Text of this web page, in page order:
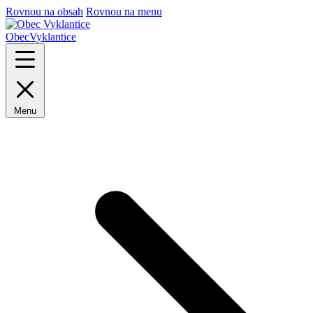
Rovnou na obsah Rovnou na menu
ObecVyklantice
Menu